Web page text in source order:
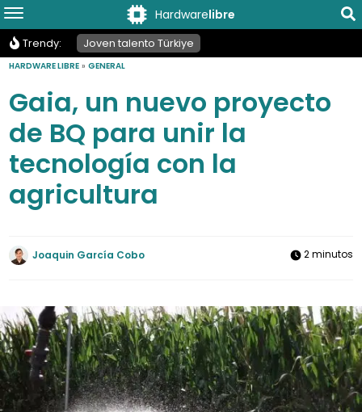
Hardwarelibre
Trendy: Joven talento Türkiye
HARDWARE LIBRE »GENERAL
Gaia, un nuevo proyecto
de BQ para unir la
tecnología con la
agricultura
Joaquin García Cobo 2 minutos